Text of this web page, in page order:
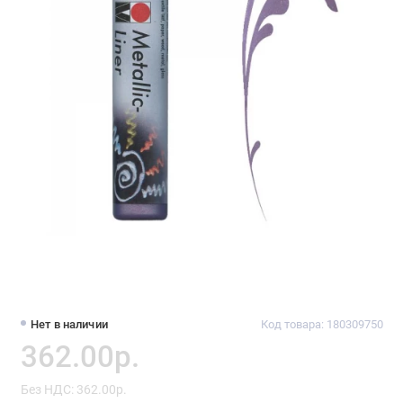
Нет в наличии Код товара: 180309750
362.00р.
Без НДС: 362.00р.